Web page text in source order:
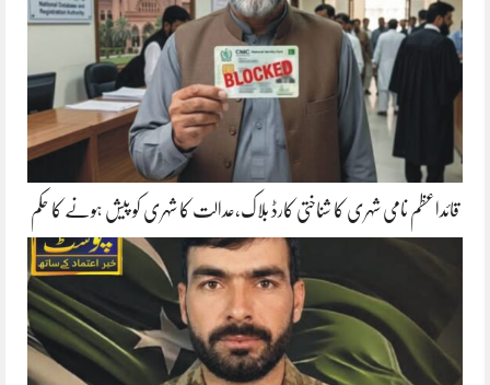
قائداعظم نامی شہری کا شناختی کارڈ بلاک،عدالت کا شہری کو پیش ہونے کا حکم